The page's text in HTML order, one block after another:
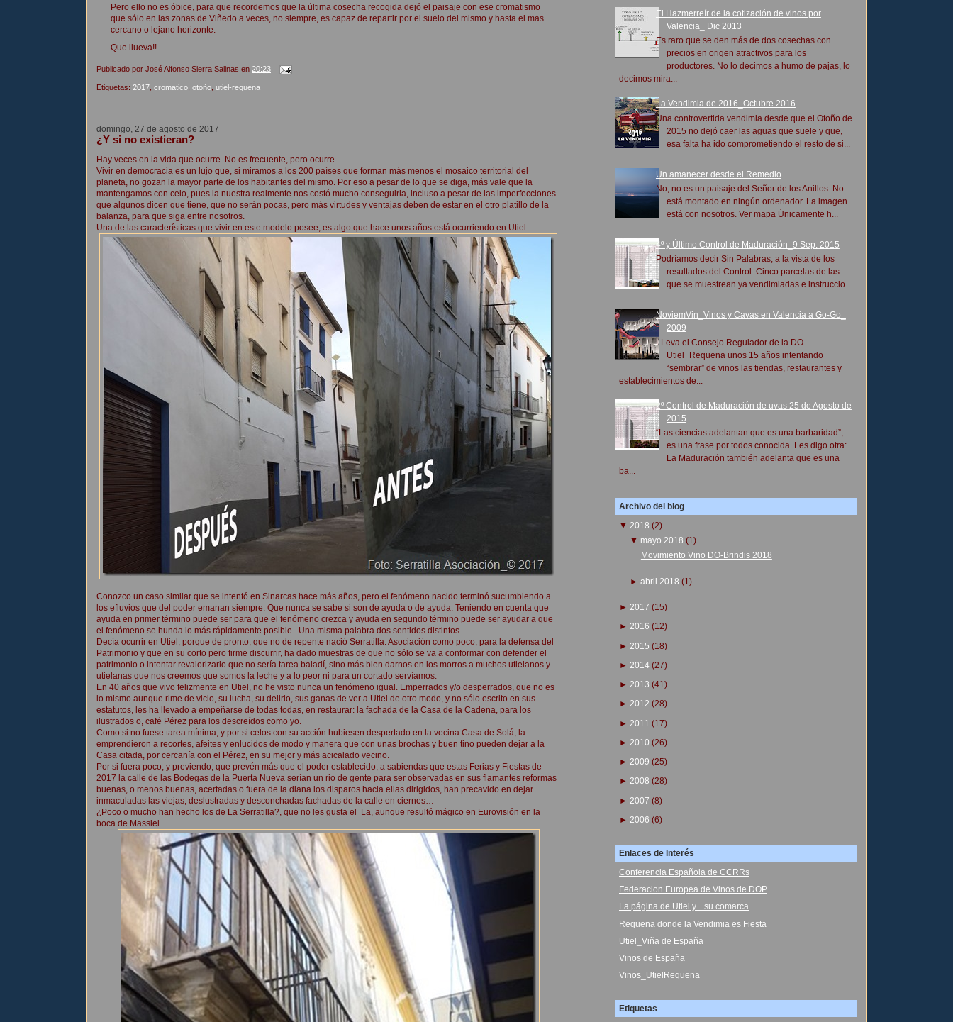
Pero ello no es óbice, para que recordemos que la última cosecha recogida dejó el paisaje con ese cromatismo
que sólo en las zonas de Viñedo a veces, no siempre, es capaz de repartir por el suelo del mismo y hasta el mas
cercano o lejano horizonte.
Que llueva!!
Publicado por José Alfonso Sierra Salinas en 20:23
Etiquetas: 2017 cromatico otoño utiel-requena
domingo, 27 de agosto de 2017
¿Y si no existieran?
Hay veces en la vida que ocurre. No es frecuente, pero ocurre.
Vivir en democracia es un lujo que, si miramos a los 200 países que forman más menos el mosaico territorial del
planeta, no gozan la mayor parte de los habitantes del mismo. Por eso a pesar de lo que se diga, más vale que la
mantengamos con celo, pues la nuestra realmente nos costó mucho conseguirla, incluso a pesar de las imperfecciones
que algunos dicen que tiene, que no serán pocas, pero más virtudes y ventajas deben de estar en el otro platillo de la
balanza, para que siga entre nosotros.
Una de las características que vivir en este modelo posee, es algo que hace unos años está ocurriendo en Utiel.
Conozco un caso similar que se intentó en Sinarcas hace más años, pero el fenómeno nacido terminó sucumbiendo a
los efluvios que del poder emanan siempre. Que nunca se sabe si son de ayuda o de ayuda. Teniendo en cuenta que
ayuda en primer término puede ser para que el fenómeno crezca y ayuda en segundo término puede ser ayudar a que
el fenómeno se hunda lo más rápidamente posible. Una misma palabra dos sentidos distintos.
Decía ocurrir en Utiel, porque de pronto, que no de repente nació Serratilla. Asociación como poco, para la defensa del
Patrimonio y que en su corto pero firme discurrir, ha dado muestras de que no sólo se va a conformar con defender el
patrimonio o intentar revalorizarlo que no sería tarea baladí, sino más bien darnos en los morros a muchos utielanos y
utielanas que nos creemos que somos la leche y a lo peor ni para un cortado servíamos.
En 40 años que vivo felizmente en Utiel, no he visto nunca un fenómeno igual. Emperrados y/o desperrados, que no es
lo mismo aunque rime de vicio, su lucha, su delirio, sus ganas de ver a Utiel de otro modo, y no sólo escrito en sus
estatutos, les ha llevado a empeñarse de todas todas, en restaurar: la fachada de la Casa de la Cadena, para los
ilustrados o, café Pérez para los descreídos como yo.
Como si no fuese tarea mínima, y por si celos con su acción hubiesen despertado en la vecina Casa de Solá, la
emprendieron a recortes, afeites y enlucidos de modo y manera que con unas brochas y buen tino pueden dejar a la
Casa citada, por cercanía con el Pérez, en su mejor y más acicalado vecino.
Por si fuera poco, y previendo, que prevén más que el poder establecido, a sabiendas que estas Ferias y Fiestas de
2017 la calle de las Bodegas de la Puerta Nueva serían un rio de gente para ser observadas en sus flamantes reformas
buenas, o menos buenas, acertadas o fuera de la diana los disparos hacia ellas dirigidos, han precavido en dejar
inmaculadas las viejas, deslustradas y desconchadas fachadas de la calle en ciernes…
¿Poco o mucho han hecho los de La Serratilla?, que no les gusta el La, aunque resultó mágico en Eurovisión en la
boca de Massiel.
El Hazmerreír de la cotización de vinos por
Valencia_ Dic 2013
Es raro que se den más de dos cosechas con
precios en origen atractivos para los
productores. No lo decimos a humo de pajas, lo
decimos mira...
La Vendimia de 2016_Octubre 2016
Una controvertida vendimia desde que el Otoño de
2015 no dejó caer las aguas que suele y que,
esa falta ha ido comprometiendo el resto de si...
Un amanecer desde el Remedio
No, no es un paisaje del Señor de los Anillos. No
está montado en ningún ordenador. La imagen
está con nosotros. Ver mapa Únicamente h...
4º y Último Control de Maduración_9 Sep. 2015
Podríamos decir Sin Palabras, a la vista de los
resultados del Control. Cinco parcelas de las
que se muestrean ya vendimiadas e instruccio...
NoviemVin_Vinos y Cavas en Valencia a Go-Go_
2009
LLeva el Consejo Regulador de la DO
Utiel_Requena unos 15 años intentando
“sembrar” de vinos las tiendas, restaurantes y
establecimientos de...
2º Control de Maduración de uvas 25 de Agosto de
2015
“Las ciencias adelantan que es una barbaridad”,
es una frase por todos conocida. Les digo otra:
La Maduración también adelanta que es una
ba...
Archivo del blog
▼ 2018 (2)
▼ mayo 2018 (1)
Movimiento Vino DO-Brindis 2018
► abril 2018 (1)
► 2017 (15)
► 2016 (12)
► 2015 (18)
► 2014 (27)
► 2013 (41)
► 2012 (28)
► 2011 (17)
► 2010 (26)
► 2009 (25)
► 2008 (28)
► 2007 (8)
► 2006 (6)
Enlaces de Interés
Conferencia Española de CCRRs
Federacion Europea de Vinos de DOP
La página de Utiel y... su comarca
Requena donde la Vendimia es Fiesta
Utiel_Viña de España
Vinos de España
Vinos_UtielRequena
Etiquetas